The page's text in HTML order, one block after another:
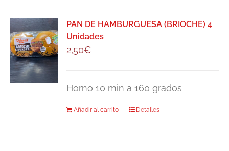
PAN DE HAMBURGUESA (BRIOCHE) 4
Unidades
2,50€
Horno 10 min a 160 grados
Añadir al carrito Detalles